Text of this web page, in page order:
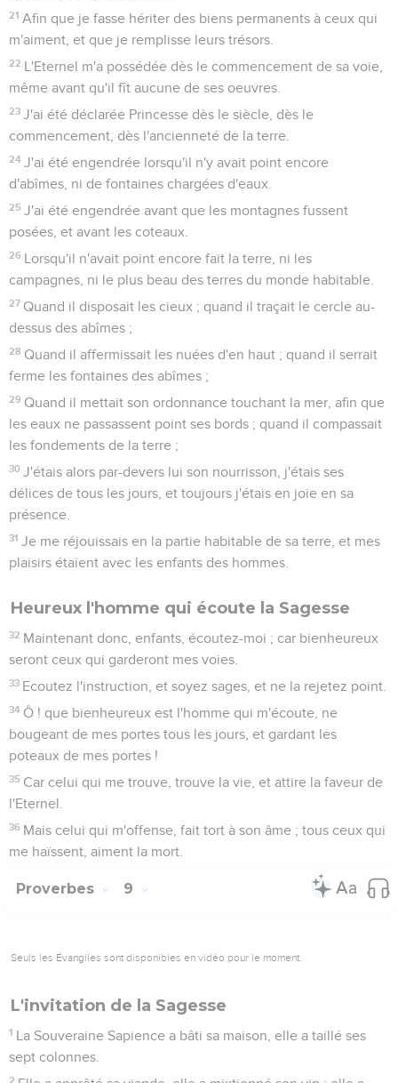
21 Afin que je fasse hériter des biens permanents à ceux qui
m'aiment, et que je remplisse leurs trésors.
22 L'Eternel m'a possédée dès le commencement de sa voie,
même avant qu'il fît aucune de ses oeuvres.
23 J'ai été déclarée Princesse dès le siècle, dès le
commencement, dès l'ancienneté de la terre.
24 J'ai été engendrée lorsqu'il n'y avait point encore
d'abîmes, ni de fontaines chargées d'eaux.
25 J'ai été engendrée avant que les montagnes fussent
posées, et avant les coteaux.
26 Lorsqu'il n'avait point encore fait la terre, ni les
campagnes, ni le plus beau des terres du monde habitable.
27 Quand il disposait les cieux ; quand il traçait le cercle au-
dessus des abîmes ;
28 Quand il affermissait les nuées d'en haut ; quand il serrait
ferme les fontaines des abîmes ;
29 Quand il mettait son ordonnance touchant la mer, afin que
les eaux ne passassent point ses bords ; quand il compassait
les fondements de la terre ;
30 J'étais alors par-devers lui son nourrisson, j'étais ses
délices de tous les jours, et toujours j'étais en joie en sa
présence.
31 Je me réjouissais en la partie habitable de sa terre, et mes
plaisirs étaient avec les enfants des hommes.
Heureux l'homme qui écoute la Sagesse
32 Maintenant donc, enfants, écoutez-moi ; car bienheureux
seront ceux qui garderont mes voies.
33 Ecoutez l'instruction, et soyez sages, et ne la rejetez point.
34 Ô ! que bienheureux est l'homme qui m'écoute, ne
bougeant de mes portes tous les jours, et gardant les
poteaux de mes portes !
35 Car celui qui me trouve, trouve la vie, et attire la faveur de
l'Eternel.
36 Mais celui qui m'offense, fait tort à son âme ; tous ceux qui
me haïssent, aiment la mort.
Proverbes 9
Seuls les Évangiles sont disponibles en vidéo pour le moment.
L'invitation de la Sagesse
1 La Souveraine Sapience a bâti sa maison, elle a taillé ses
sept colonnes.
2